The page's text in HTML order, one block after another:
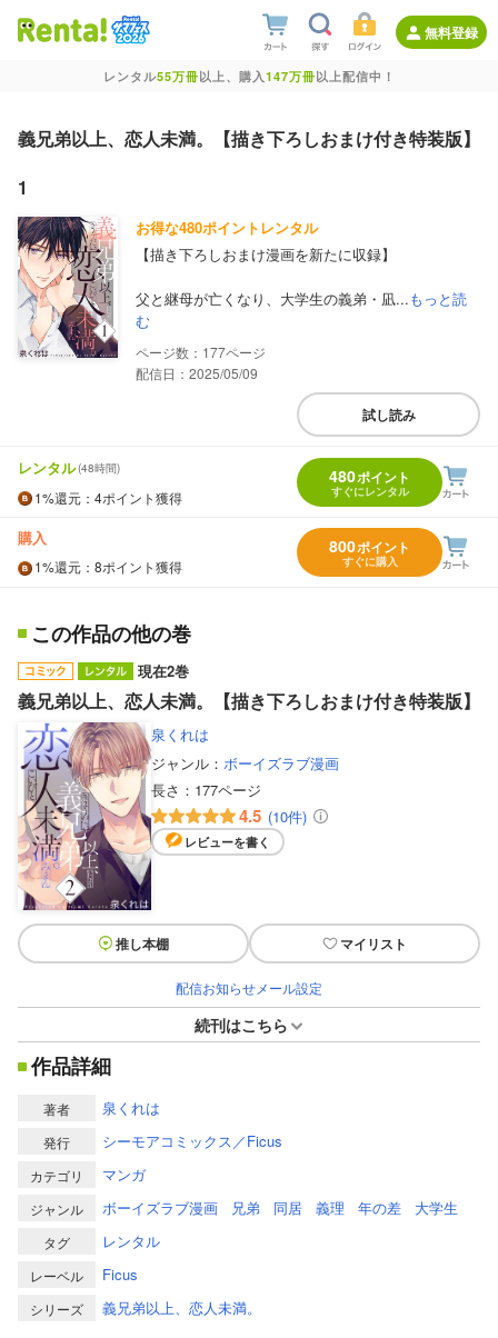
無料登録
レンタル55万冊以上、購入147万冊以上配信中！
義兄弟以上、恋人未満。【描き下ろしおまけ付き特装版】
1
お得な480ポイントレンタル
【描き下ろしおまけ漫画を新たに収録】
父と継母が亡くなり、大学生の義弟・凪...もっと読
む
177
配信日：2025/05/09
試し読み
レンタル(48時間)
1%還元 ：4ポイント獲得
480ポイント
すぐにレンタル
購入
1%還元 ：8ポイント獲得
800ポイント
すぐに購入
この作品の他の巻
現在2巻
義兄弟以上、恋人未満。【描き下ろしおまけ付き特装版】
泉くれは
ジャンル： ボーイズラブ漫画
長さ： 177ページ
4.5 (10件)
レビューを書く
推し本棚 マイリスト
配信お知らせメール設定
続刊はこちら
作品詳細
著者 泉くれは
発行 シーモアコミックス／Ficus
カテゴリ マンガ
ジャンル ボーイズラブ漫画 兄弟 同居 義理 年の差 大学生
タグ レンタル
レーベル Ficus
シリーズ
義兄弟以上、恋人未満。